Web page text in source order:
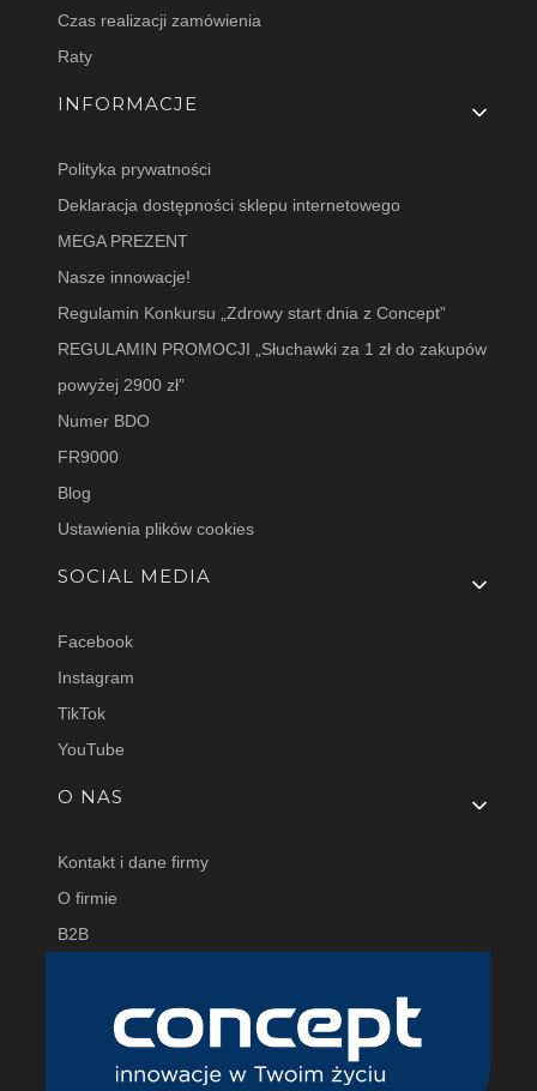
Czas realizacji zamówienia
Raty
INFORMACJE
Polityka prywatności
Deklaracja dostępności sklepu internetowego
MEGA PREZENT
Nasze innowacje!
Regulamin Konkursu „Zdrowy start dnia z Concept”
REGULAMIN PROMOCJI „Słuchawki za 1 zł do zakupów
powyżej 2900 zł”
Numer BDO
FR9000
Blog
Ustawienia plików cookies
SOCIAL MEDIA
Facebook
Instagram
TikTok
YouTube
O NAS
Kontakt i dane firmy
O firmie
B2B